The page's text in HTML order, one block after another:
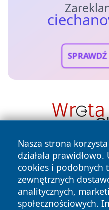
Nasza strona
działała
cookies i podobnych
zewnętrznych
analitycznych,
społecznościowych.